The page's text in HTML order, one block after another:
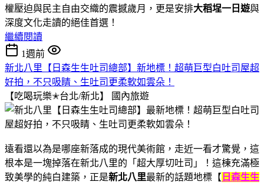
權壓迫與民主自由交織的震撼歲月，更是安排大稻埕一日遊與
深度文化走讀的絕佳首選！
繼續閱讀
1週前
新北八里【日森生生吐司總部】新地標！超萌巨型白吐司屋超
好拍，不只吸睛、生吐司更柔軟如雲朵！
【吃喝玩樂✭台北/新北】
國內旅遊
遠看還以為是哪座新落成的現代美術館，走近一看才驚覺，這
根本是一塊掉落在新北八里的「超大厚切吐司」！這棟充滿極
致美學的純白建築，正是新北八里最新的話題地標【 日森生生